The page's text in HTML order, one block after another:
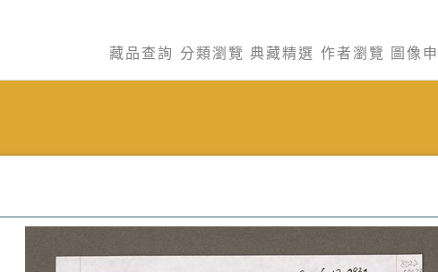
藏品查詢 分類瀏覽 典藏精選 作者瀏覽 圖像